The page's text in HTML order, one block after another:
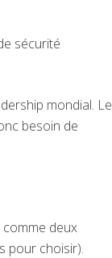
sécurité
mondial. Le
besoin de
deux
pour choisir).